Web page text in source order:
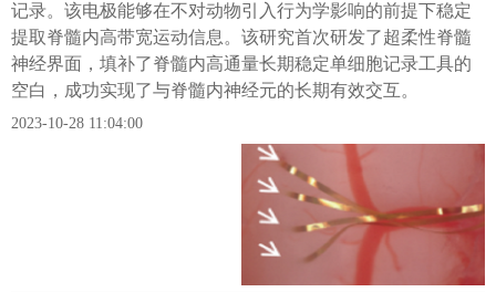
记录。该电极能够在不对动物引入行为学影响的前提下稳定
提取脊髓内高带宽运动信息。该研究首次研发了超柔性脊髓
神经界面，填补了脊髓内高通量长期稳定单细胞记录工具的
空白，成功实现了与脊髓内神经元的长期有效交互。
2023-10-28 11:04:00